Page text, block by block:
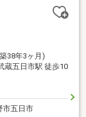
38年3ヶ月)
蔵五日市駅 徒歩10
市五日市